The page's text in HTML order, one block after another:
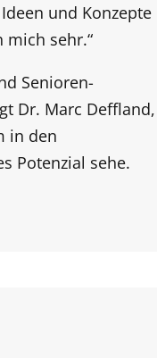
und Konzepte
sehr.“
Senioren-
Dr. Marc Deffland,
in den
Potenzial sehe.